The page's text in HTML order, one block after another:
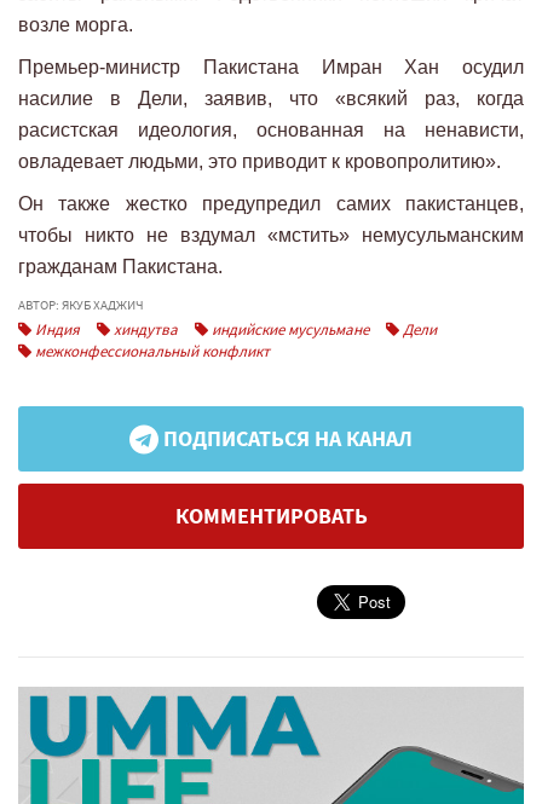
возле морга.
Премьер-министр Пакистана Имран Хан осудил
насилие в Дели, заявив, что «всякий раз, когда
расистская идеология, основанная на ненависти,
овладевает людьми, это приводит к кровопролитию».
Он также жестко предупредил самих пакистанцев,
чтобы никто не вздумал «мстить» немусульманским
гражданам Пакистана.
АВТОР: ЯКУБ ХАДЖИЧ
Индия хиндутва индийские мусульмане
Дели
межконфессиональный конфликт
ПОДПИСАТЬСЯ НА КАНАЛ
КОММЕНТИРОВАТЬ